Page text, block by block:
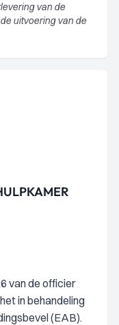
van de
uitvoering van de
van de officier
in behandeling
(EAB).